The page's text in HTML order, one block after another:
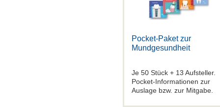
Pocket-Paket zur
Mundgesundheit
Je 50 Stück + 13 Aufsteller.
Pocket-Informationen zur
Auslage bzw. zur Mitgabe.